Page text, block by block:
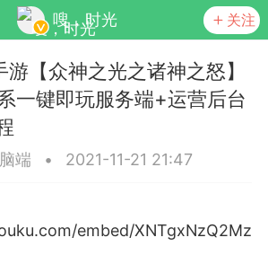
嗖，时光 关注
发 你所看见
游【众神之光之诸神之怒】
一键即玩服务端+运营后台
端 • 2021-11-21 21:47
embed/XNTgxNzQ2Mz